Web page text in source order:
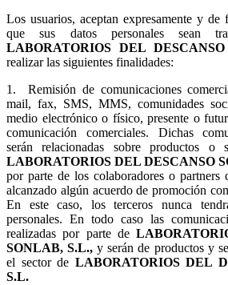
Los usuarios, aceptan expresamente y
que sus datos personales sean
LABORATORIOS DEL
realizar las siguientes finalidades:
1.Remisión de comunicaciones
mail, fax, SMS, MMS, comunidades
medio electrónico o físico, presente o
comunicación comerciales. Dichas
serán relacionadas sobre productos o
LABORATORIOS DEL DESCANSO
por parte de los colaboradores o partners
alcanzado algún acuerdo de promoción
En este caso, los terceros nunca
personales. En todo caso las
realizadas por parte de
SONLAB, S.L., y serán de productos y
el sector de LABORATORIOS DEL
S.L.